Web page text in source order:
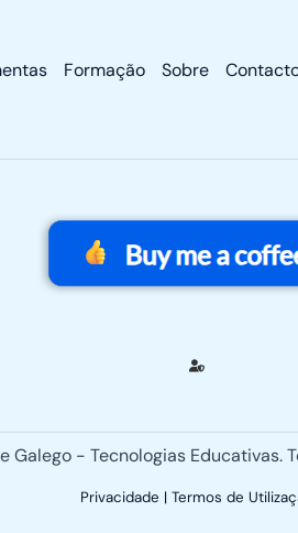
Formação Sobre
Galego - Tecnologias Educativas.
Privacidade | Termos de